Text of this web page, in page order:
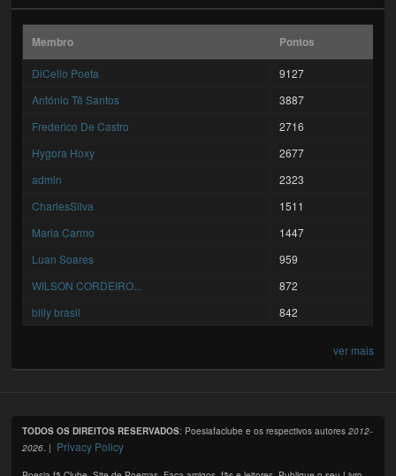
Membro Pontos
DiCello Poeta
9127
António Tê Santos
3887
Frederico De Castro
2716
Hygora Hoxy
2677
admin
2323
CharlesSilva
1511
Maria Carmo
1447
Luan Soares
959
WILSON CORDEIRO...
872
billy brasil
842
ver mais
TODOS OS DIREITOS RESERVADOS: Poesiafaclube e os respectivos autores2012-
2026 . | Privacy Policy